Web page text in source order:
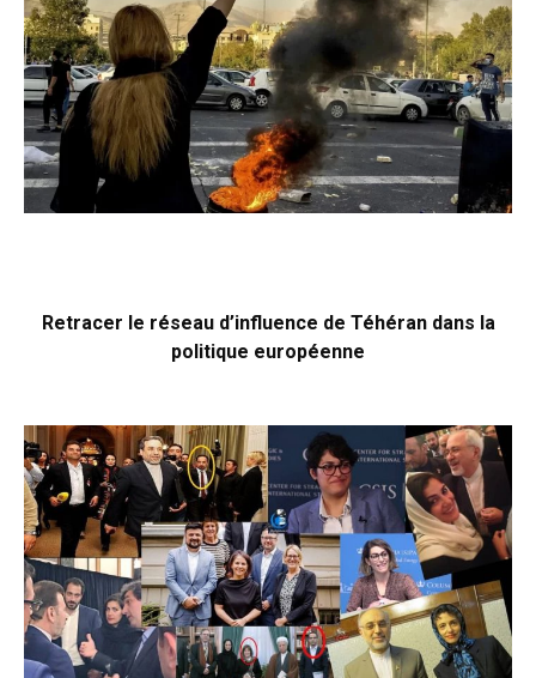
Retracer le réseau d’influence de Téhéran dans la
politique européenne